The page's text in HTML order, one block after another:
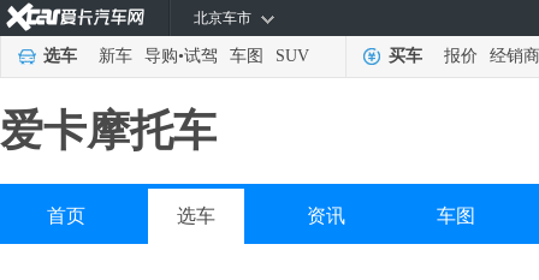
北京车市
选车 新车 导购•试驾 车图 SUV 买车 报价 经销商
爱卡摩托车
首页 选车 资讯 车图
金城
KTM